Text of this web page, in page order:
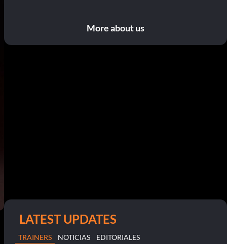
More about us
LATEST UPDATES
TRAINERS NOTICIAS
EDITORIALES